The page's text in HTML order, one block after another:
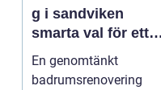
g i sandviken
smarta val för ett
tryggt och hållbart
badrum
En genomtänkt
badrumsrenovering